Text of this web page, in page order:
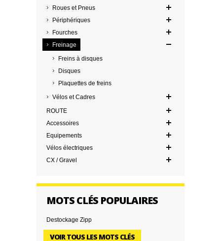
Roues et Pneus
Périphériques
Fourches
Freinage
Freins à disques
Disques
Plaquettes de freins
Vélos et Cadres
ROUTE
Accessoires
Equipements
Vélos électriques
CX / Gravel
MOTS CLÉS POPULAIRES
Destockage Zipp
VOIR TOUS LES MOTS CLÉS